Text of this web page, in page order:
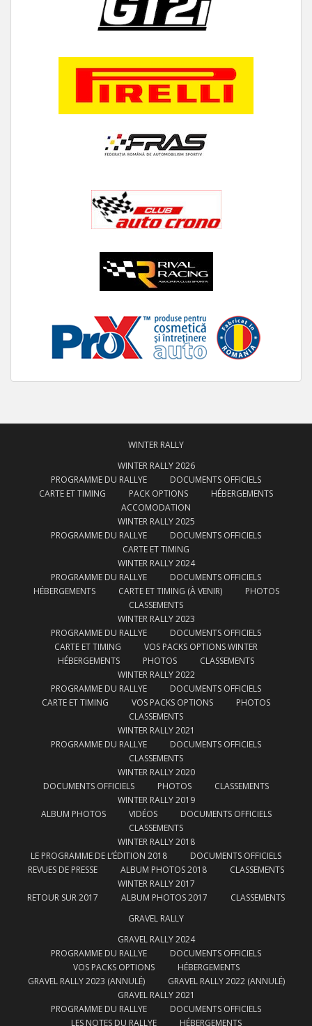
WINTER RALLY
WINTER RALLY 2026
PROGRAMME DU RALLYE
DOCUMENTS OFFICIELS
CARTE ET TIMING
PACK OPTIONS
HÉBERGEMENTS
ACCOMODATION
WINTER RALLY 2025
PROGRAMME DU RALLYE
DOCUMENTS OFFICIELS
CARTE ET TIMING
WINTER RALLY 2024
PROGRAMME DU RALLYE
DOCUMENTS OFFICIELS
HÉBERGEMENTS
CARTE ET TIMING (À VENIR)
PHOTOS
CLASSEMENTS
WINTER RALLY 2023
PROGRAMME DU RALLYE
DOCUMENTS OFFICIELS
CARTE ET TIMING
VOS PACKS OPTIONS WINTER
HÉBERGEMENTS
PHOTOS
CLASSEMENTS
WINTER RALLY 2022
PROGRAMME DU RALLYE
DOCUMENTS OFFICIELS
CARTE ET TIMING
VOS PACKS OPTIONS
PHOTOS
CLASSEMENTS
WINTER RALLY 2021
PROGRAMME DU RALLYE
DOCUMENTS OFFICIELS
CLASSEMENTS
WINTER RALLY 2020
DOCUMENTS OFFICIELS
PHOTOS
CLASSEMENTS
WINTER RALLY 2019
ALBUM PHOTOS
VIDÉOS
DOCUMENTS OFFICIELS
CLASSEMENTS
WINTER RALLY 2018
LE PROGRAMME DE L’ÉDITION 2018
DOCUMENTS OFFICIELS
REVUES DE PRESSE
ALBUM PHOTOS 2018
CLASSEMENTS
WINTER RALLY 2017
RETOUR SUR 2017
ALBUM PHOTOS 2017
CLASSEMENTS
GRAVEL RALLY
GRAVEL RALLY 2024
PROGRAMME DU RALLYE
DOCUMENTS OFFICIELS
VOS PACKS OPTIONS
HÉBERGEMENTS
GRAVEL RALLY 2023 (ANNULÉ)
GRAVEL RALLY 2022 (ANNULÉ)
GRAVEL RALLY 2021
PROGRAMME DU RALLYE
DOCUMENTS OFFICIELS
LES NOTES DU RALLYE
HÉBERGEMENTS